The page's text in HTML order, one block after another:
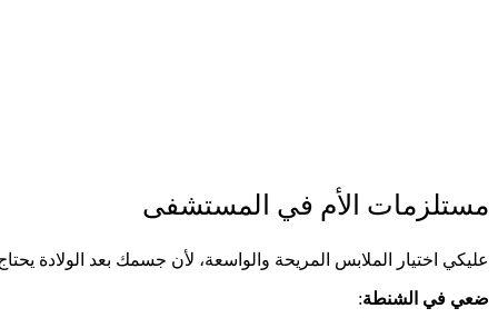
مستلزمات الأم في المستشفى
عليكي اختيار الملابس المريحة والواسعة، لأن جسمك بعد الولادة
ضعي في الشنطة: